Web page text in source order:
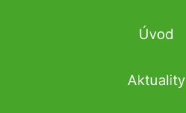
Úvod
Aktuality